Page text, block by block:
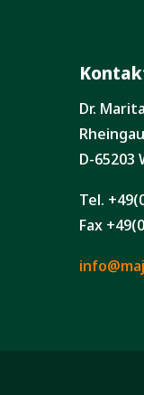
Dr.
D-65203
Tel.
Fax